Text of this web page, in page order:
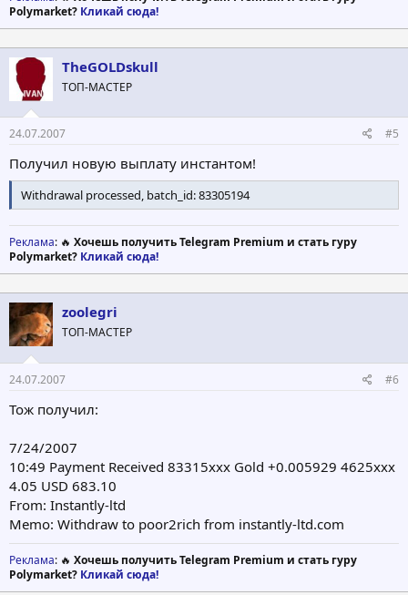
Polymarket? Кликай сюда!
TheGOLDskull
ТОП-МАСТЕР
24.07.2007 #5
Получил новую выплату инстантом!
Withdrawal processed, batch_id: 83305194
Реклама: 🔥 Хочешь получить Telegram Premium и стать гуру
Polymarket? Кликай сюда!
zoolegri
ТОП-МАСТЕР
24.07.2007 #6
Тож получил:
7/24/2007
10:49 Payment Received 83315xxx Gold +0.005929 4625xxx
4.05 USD 683.10
From: Instantly-ltd
Memo: Withdraw to poor2rich from instantly-ltd.com
Реклама: 🔥 Хочешь получить Telegram Premium и стать гуру
Polymarket? Кликай сюда!